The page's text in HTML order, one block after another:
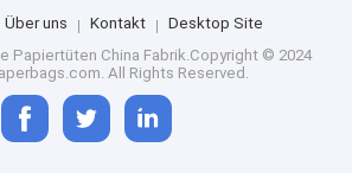
Über uns Kontakt
Desktop Site
Papiertüten China Fabrik.Copyright © 2024
All Rights Reserved.